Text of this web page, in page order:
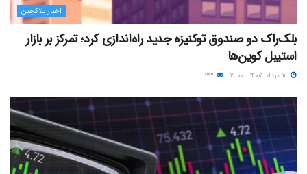
اخبار بلاکچین
بلک‌راک دو صندوق توکنیزه جدید راه‌اندازی کرد؛ تمرکز بر بازار
استیبل کوین‌ها